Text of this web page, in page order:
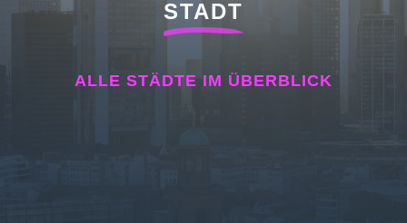
STADT
ALLE STÄDTE IM ÜBERBLICK